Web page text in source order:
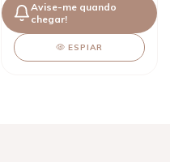
Avise-me quando
chegar!
ESPIAR